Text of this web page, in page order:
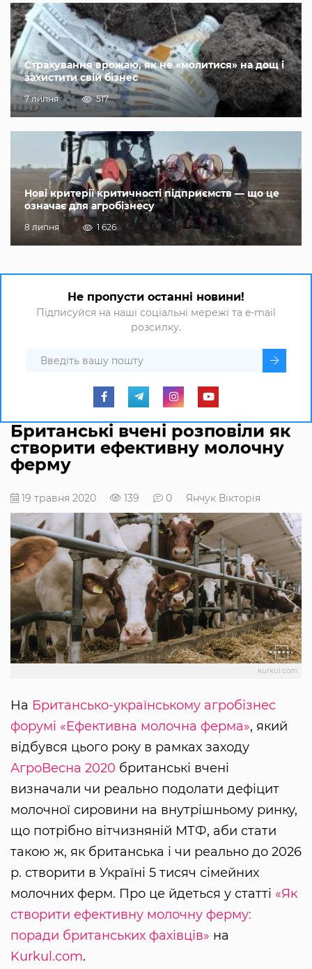
Страхування врожаю, як не «молитися» на дощ і
захистити свій бізнес
7 липня 517
Нові критерії критичності підприємств — що це
означає для агробізнесу
8 липня 1 626
Не пропусти останні новини!
Підписуйся на наші соціальні мережі та e-mail
розсилку.
Британські вчені розповіли як
створити ефективну молочну
ферму
19 травня 2020 139 0 Янчук Вікторія
kurkul.com
На Британсько-українському агробізнес
форумі «Ефективна молочна ферма», який
відбувся цього року в рамках заходу
АгроВесна 2020 британські вчені
визначали чи реально подолати дефіцит
молочної сировини на внутрішньому ринку,
що потрібно вітчизняній МТФ, аби стати
такою ж, як британська і чи реально до 2026
р. створити в Україні 5 тисяч сімейних
молочних ферм. Про це йдеться у статті «Як
створити ефективну молочну ферму:
поради британських фахівців» на
Kurkul.com.